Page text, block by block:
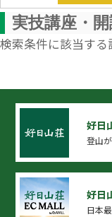
実技講座・
検索条件に該当する
好日
登山
好日
日本